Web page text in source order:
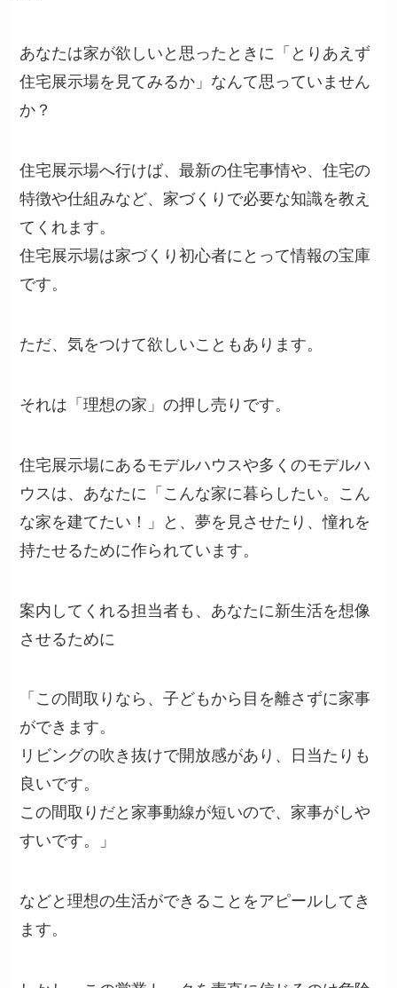
あなたは家が欲しいと思ったときに「とりあえず
住宅展示場を見てみるか」なんて思っていません
か？
住宅展示場へ行けば、最新の住宅事情や、住宅の
特徴や仕組みなど、家づくりで必要な知識を教え
てくれます。
住宅展示場は家づくり初心者にとって情報の宝庫
です。
ただ、気をつけて欲しいこともあります。
それは「理想の家」の押し売りです。
住宅展示場にあるモデルハウスや多くのモデルハ
ウスは、あなたに「こんな家に暮らしたい。こん
な家を建てたい！」と、夢を見させたり、憧れを
持たせるために作られています。
案内してくれる担当者も、あなたに新生活を想像
させるために
「この間取りなら、子どもから目を離さずに家事
ができます。
リビングの吹き抜けで開放感があり、日当たりも
良いです。
この間取りだと家事動線が短いので、家事がしや
すいです。」
などと理想の生活ができることをアピールしてき
ます。